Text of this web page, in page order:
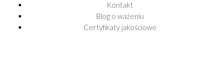
Kontakt
Blog o ważeniu
Certyfikaty jakościowe